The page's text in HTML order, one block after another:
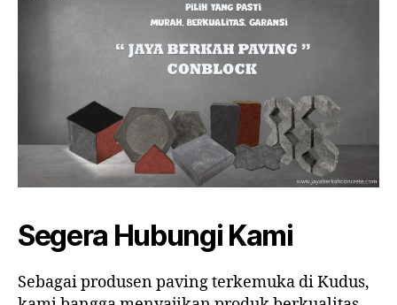
Segera Hubungi Kami
Sebagai produsen paving terkemuka di Kudus,